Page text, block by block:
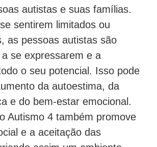
autistas e suas famílias.
sentirem limitados ou
as pessoas autistas são
se expressarem e a
o seu potencial. Isso pode
da autoestima, da
e do bem-estar emocional.
Autismo 4 também promove
e a aceitação das